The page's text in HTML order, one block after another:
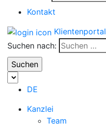
Kontakt
Klientenportal
Suchen nach:
DE
Kanzlei
Team